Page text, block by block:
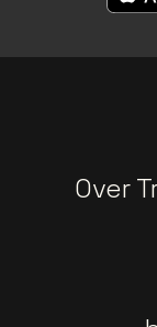
Over